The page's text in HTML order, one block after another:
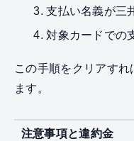
支払い名義が三
対象カードでの
この手順をクリアす
ます。
注意事項と違約金